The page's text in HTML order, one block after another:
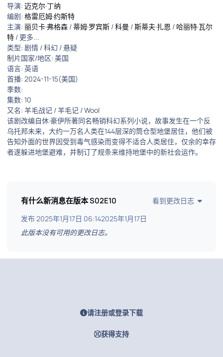
导演: 迈克尔·丁纳
编剧: 格雷厄姆·约斯特
主演: 丽贝卡·弗格森 /蒂姆·罗宾斯 /科曼 /斯蒂夫·扎恩 / 哈丽特·瓦尔
特 / 更多...
类型: 剧情 / 科幻 / 悬疑
制片国家/地区: 美国
语言: 英语
首播: 2024-11-15(美国)
季数:
集数: 10
又名: 羊毛战记 / 羊毛记 / Wool
该剧改编自休·豪伊所著同名畅销科幻系列小说，故事发生在一个反
乌托邦未来，大约一万名人类在144层深的筒仓型地堡居住，他们被
告知外面的世界因受到毒气感染而变得不适合人类居住，仅余的幸存
者遂躲进地堡避难，并制订了规条来维持地堡中的新社会运作。
有什么新消息在版本S02E10
看到更改日志
发布2025年1月17日 06:142025年1月17日
此版本没有可用的更改日志。
请注册或登录下载
获得支持